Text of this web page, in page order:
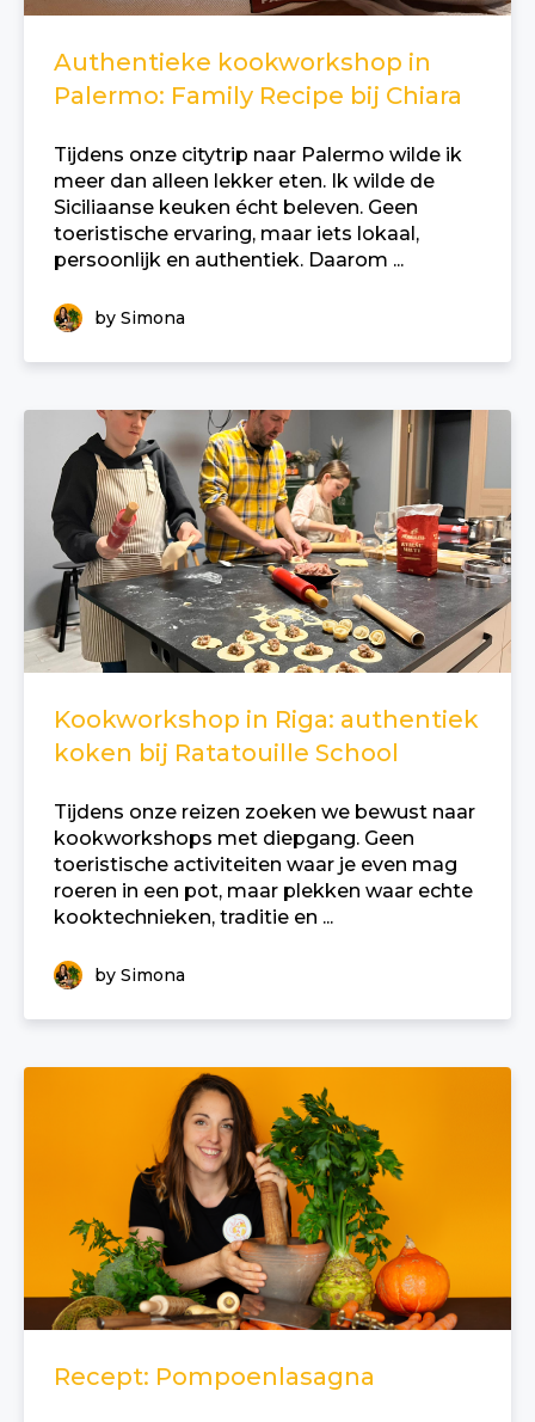
Authentieke kookworkshop in
Palermo: Family Recipe bij Chiara
Tijdens onze citytrip naar Palermo wilde ik
meer dan alleen lekker eten. Ik wilde de
Siciliaanse keuken écht beleven. Geen
toeristische ervaring, maar iets lokaal,
persoonlijk en authentiek. Daarom ...
by Simona
Kookworkshop in Riga: authentiek
koken bij Ratatouille School
Tijdens onze reizen zoeken we bewust naar
kookworkshops met diepgang. Geen
toeristische activiteiten waar je even mag
roeren in een pot, maar plekken waar echte
kooktechnieken, traditie en ...
by Simona
Recept: Pompoenlasagna